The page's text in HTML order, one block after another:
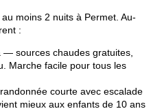
moins 2 nuits à Permet. Au-
:
— sources chaudes gratuites,
Marche facile pour tous les
courte avec escalade
mieux aux enfants de 10 ans